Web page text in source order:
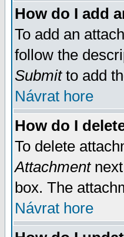
How do I add
To add an
follow the
Submitto add
Návrat hore
How do I
To delete
Attachmentnext
box. The
Návrat hore